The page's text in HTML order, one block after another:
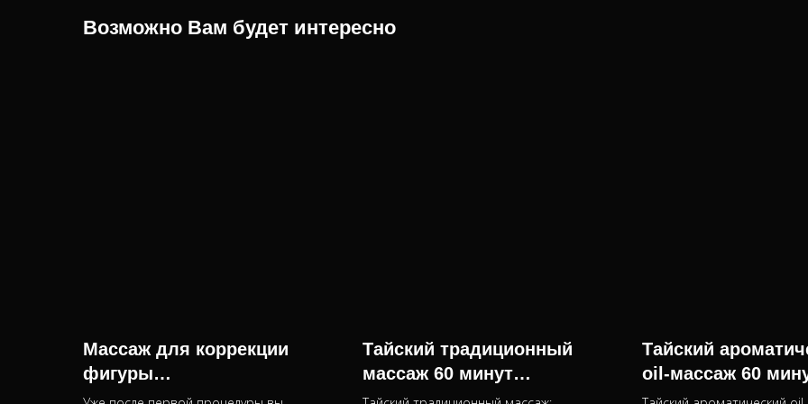
Возможно Вам будет интересно
Массаж для коррекции
фигуры
лимфодренажный,
Тайский традиционный
массаж 60 минут
абонемент на 3|5|10
Тайский
oil-массаж 60
абонемент на